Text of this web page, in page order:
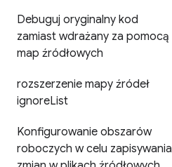
Debuguj oryginalny kod
zamiast wdrażany za pomocą
map źródłowych
rozszerzenie mapy źródeł
ignoreList
Konfigurowanie obszarów
roboczych w celu zapisywania